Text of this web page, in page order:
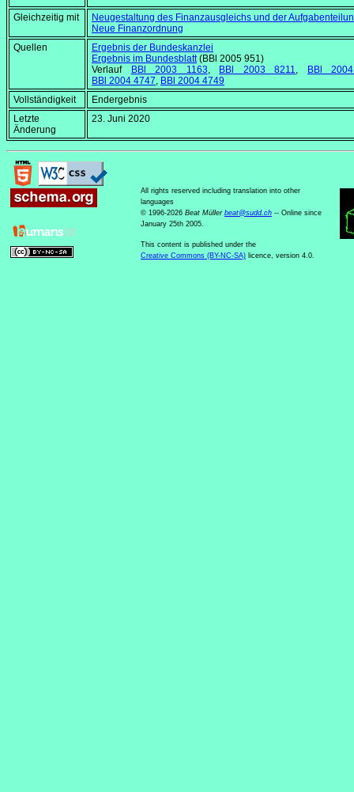
Gleichzeitig mit
Neugestaltung des Finanzausgleichs und der
Neue Finanzordnung
Quellen
Ergebnis der Bundeskanzlei
Ergebnis im Bundesblatt(BBl 2005 951)
Verlauf
BBl 2003 1163, BBl 2003 8211,
BBl
BBl 2004 4747, BBl 2004 4749
Vollständigkeit
Endergebnis
Letzte
Änderung
23. Juni 2020
All rights reserved including translation into other
languages
© 1996-2026 Beat Müller beat@sudd.ch -- Online since
January 25th 2005.
This content is published under the
Creative Commons (BY-NC-SA) licence, version 4.0.